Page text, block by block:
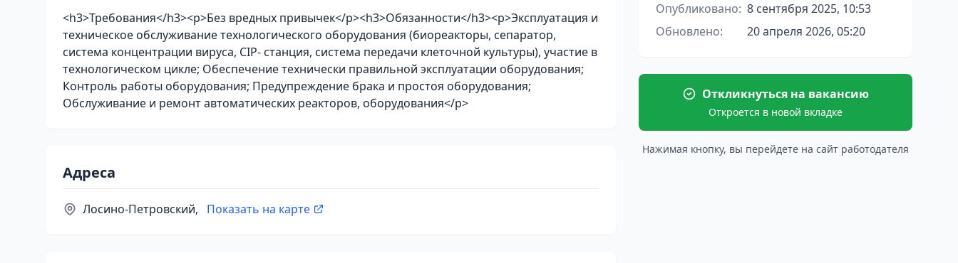
<h3>Требования</h3><p>Без вредных привычек</p><h3>Обязанности</h3><p>Эксплуатация и
техническое обслуживание технологического оборудования (биореакторы, сепаратор,
система концентрации вируса, CIP- станция, система передачи клеточной культуры), участие в
технологическом цикле; Обеспечение технически правильной эксплуатации оборудования;
Контроль работы оборудования; Предупреждение брака и простоя оборудования;
Обслуживание и ремонт автоматических реакторов, оборудования</p>
Адреса
Лосино-Петровский, Показать на карте
Опубликовано: 8 сентября 2025, 10:53
Обновлено:
20 апреля 2026, 05:20
Откликнуться на вакансию
Откроется в новой вкладке
Нажимая кнопку, вы перейдете на сайт работодателя